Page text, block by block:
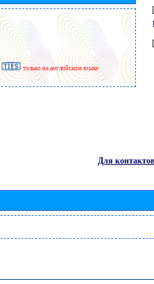
только на английском языке
Для контактов